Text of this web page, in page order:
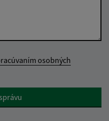
osobných